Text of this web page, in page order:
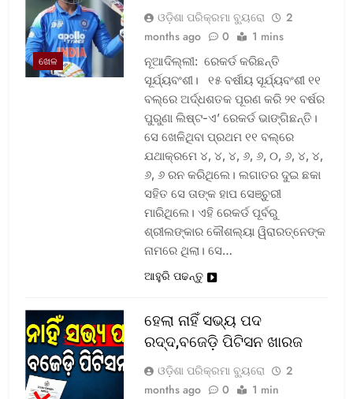
ଖେଳ
ଓଡ଼ିଶା ପରିକ୍ରମା ବ୍ୟୁରୋ
2
months ago
0 1 mins
ନୂଆଦିଲ୍ଲୀ: ରେକର୍ଡ କରିଛନ୍ତି
ସୂର୍ଯ୍ୟବଂଶୀ। ୧୫ ବର୍ଷୀୟ ସୂର୍ଯ୍ୟବଂଶୀ ୧୧
ବଲ୍‌ରେ ଅର୍ଦ୍ଧଶତକ ପୂରଣ କରି ୨୧ ବର୍ଷର
ପୁରୁଣା ଲିଷ୍ଟ-ଏ’ ରେକର୍ଡ ଭାଙ୍ଗିଛନ୍ତି।
ସେ ଖେଳିଥିବା ପ୍ରଥମ ୧୧ ବଲ୍‌ରେ
ଯଥାକ୍ରମେ ୪, ୪, ୪, ୬, ୬, ୦, ୬, ୪, ୪,
୬, ୬ ରନ କରିଥିଲେ। ଲଗାତର ଦୁଇ ଛକା
ସହିତ ସେ ତାଙ୍କ ହାପ ସେଞ୍ଚୁରୀ
ମାରିଥିଲେ। ଏହି ରେକର୍ଡ ପୂର୍ବରୁ
ଶ୍ରୀଲଙ୍କାର କୌଶଲ୍ୟା ୱିରାରତ୍ନେଙ୍କ
ନାମରେ ଥିଲା। ସେ…
ଆହୁରି ପଢନ୍ତୁ
ହେଲା ନାହିଁ ସଭ୍ୟ ପଦ
ରଦ୍ଦ,ବଜେଡ଼ି ପିଟିସନ ଖାରଜ
ଓଡ଼ିଶା ପରିକ୍ରମା ବ୍ୟୁରୋ
2
months ago
0 1 min